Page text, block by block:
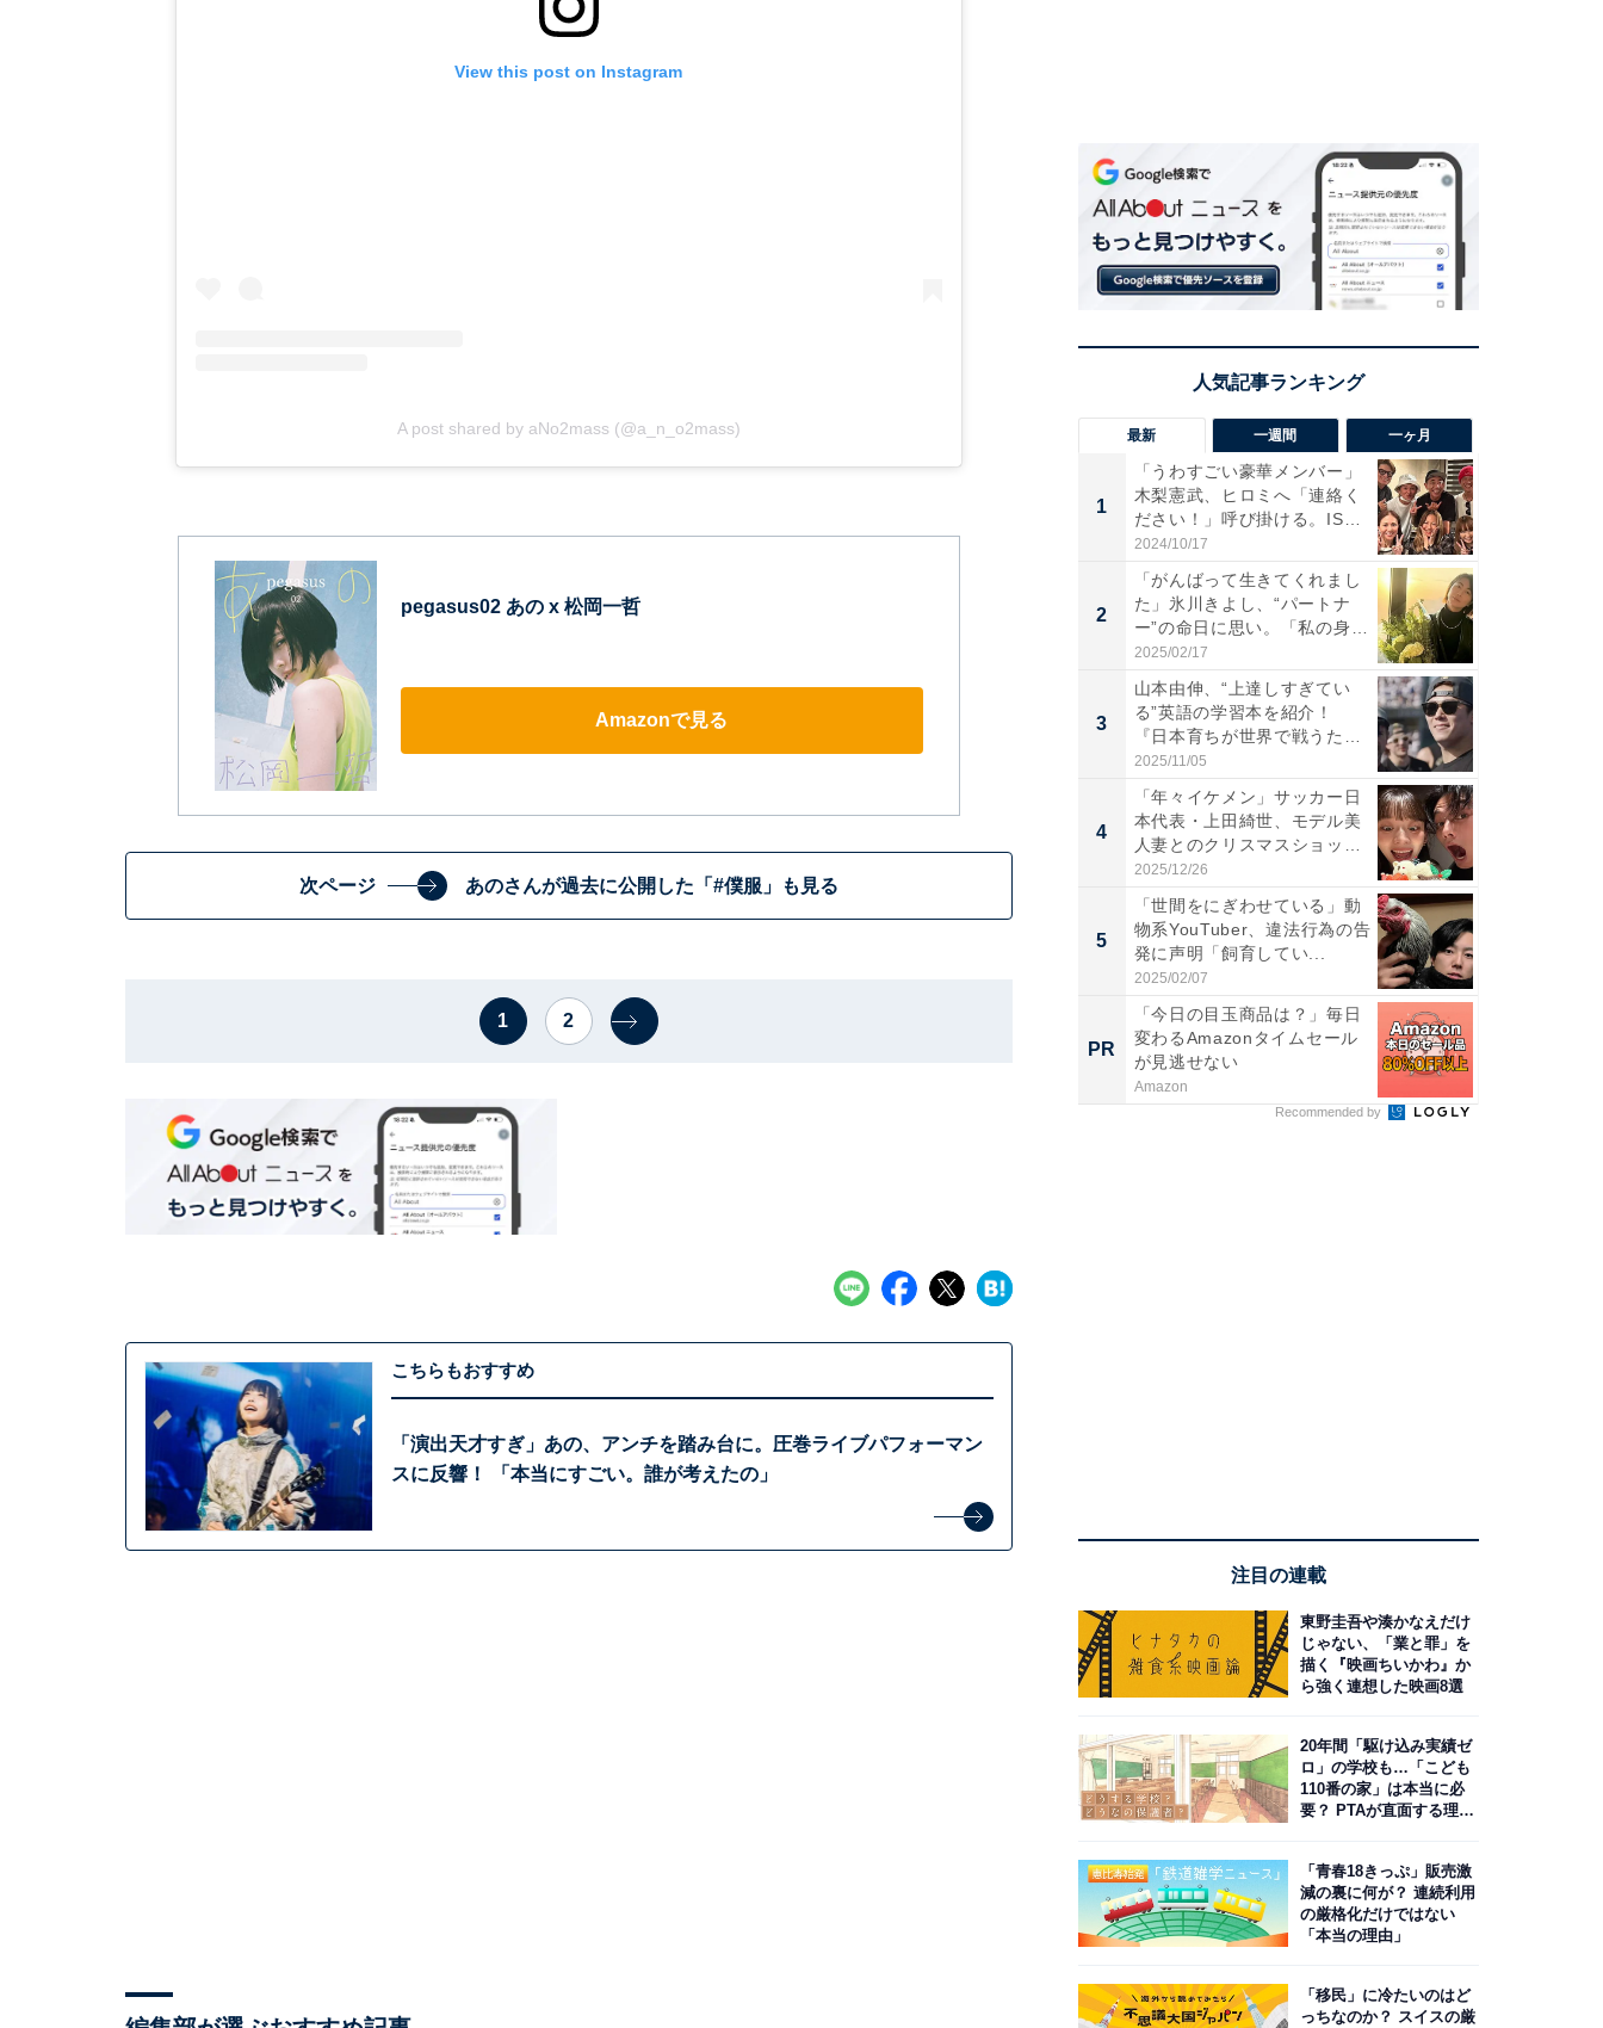
View this post on Instagram
A post shared by aNo2mass (@a_n_o2mass)
pegasus02 あの x 松岡一哲
Amazonで見る
次ページ あのさんが過去に公開した「#僕服」も見る
1 2
こちらもおすすめ
「演出天才すぎ」あの、アンチを踏み台に。圧巻ライブパフォーマン
スに反響！ 「本当にすごい。誰が考えたの」
最新 一週間 一ヶ月
1
「うわすごい豪華メンバー」
木梨憲武、ヒロミへ「連絡く
ださい！」呼び掛ける。IS
S...
2024/10/17
2
「がんばって生きてくれまし
た」氷川きよし、“パートナ
ー”の命日に思い。「私の身
体...
2025/02/17
3
山本由伸、“上達しすぎてい
る”英語の学習本を紹介！
『日本育ちが世界で戦うため
の...
2025/11/05
4
「年々イケメン」サッカー日
本代表・上田綺世、モデル美
人妻とのクリスマスショット
に...
2025/12/26
5
「世間をにぎわせている」動
物系YouTuber、違法行為の告
発に声明「飼育してい...
2025/02/07
PR
「今日の目玉商品は？」毎日
変わるAmazonタイムセール
が見逃せない
Amazon
Recommended by
注目の連載
東野圭吾や湊かなえだけ
じゃない、「業と罪」を
描く『映画ちいかわ』か
ら強く連想した映画8選
20年間「駆け込み実績ゼ
ロ」の学校も…「こども
110番の家」は本当に必
要？ PTAが直面する理想
「青春18きっぷ」販売激
減の裏に何が？ 連続利用
の厳格化だけではない
「本当の理由」
「移民」に冷たいのはど
っちなのか？ スイスの厳